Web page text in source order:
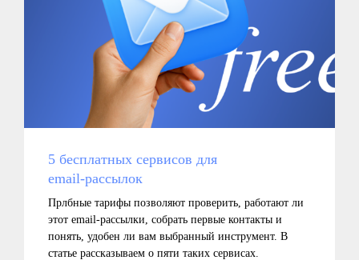
5 бесплатных сервисов для
email‑рассылок
Прлбные тарифы позволяют проверить, работают ли
этот email-рассылки, собрать первые контакты и
понять, удобен ли вам выбранный инструмент. В
статье рассказываем о пяти таких сервисах.